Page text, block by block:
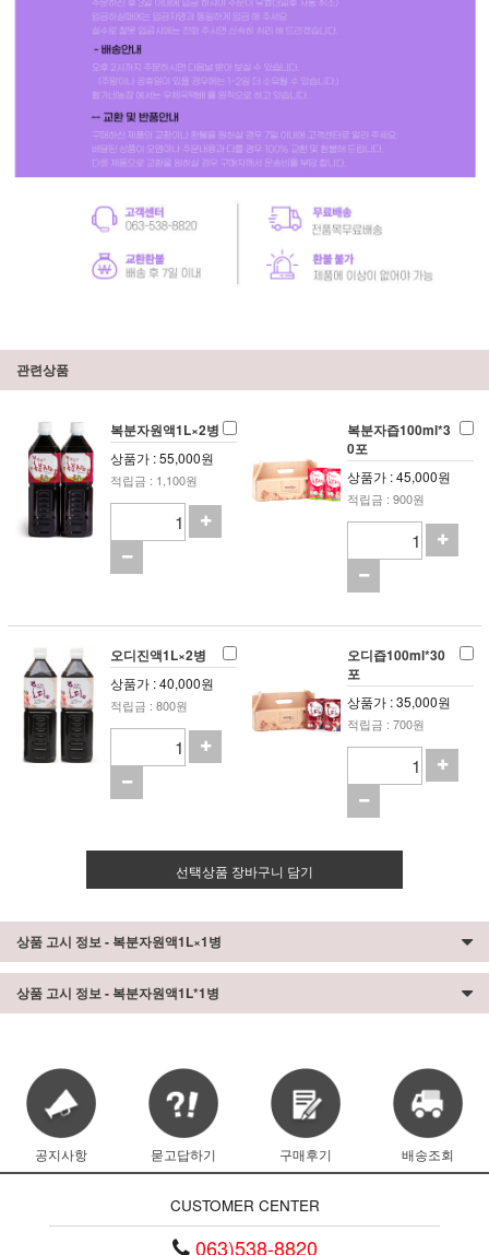
관련상품
복분자원액1L×2병
상품가 : 55,000원
적립금 : 1,100원
복분자즙100ml*3
0포
상품가 : 45,000원
적립금 : 900원
오디진액1L×2병
상품가 : 40,000원
적립금 : 800원
오디즙100ml*30
포
상품가 : 35,000원
적립금 : 700원
선택상품 장바구니 담기
상품 고시 정보 - 복분자원액1L×1병
상품 고시 정보 - 복분자원액1L*1병
공지사항 묻고답하기 구매후기 배송조회
CUSTOMER CENTER
063)538-8820